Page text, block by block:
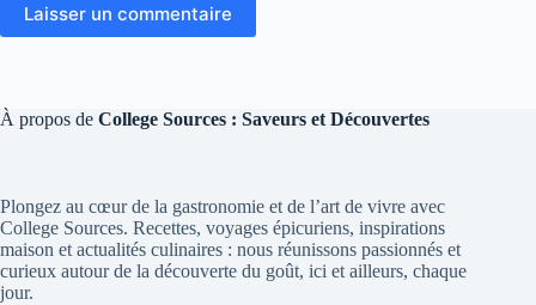
Laisser un commentaire
À propos de College Sources : Saveurs et Découvertes
Plongez au cœur de la gastronomie et de l’art de vivre avec
College Sources. Recettes, voyages épicuriens, inspirations
maison et actualités culinaires : nous réunissons passionnés et
curieux autour de la découverte du goût, ici et ailleurs, chaque
jour.